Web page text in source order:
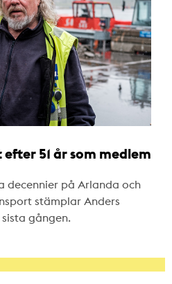
51 år som medlem
decennier på Arlanda och
stämplar Anders
sista gången.